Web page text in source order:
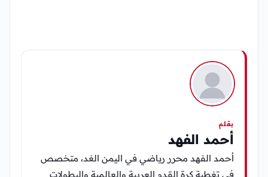
بقلم
أحمد الفهد
أحمد الفهد محرر رياضي في اليمن الغد، متخصص
في تغطية كرة القدم العربية والعالمية والبطولات